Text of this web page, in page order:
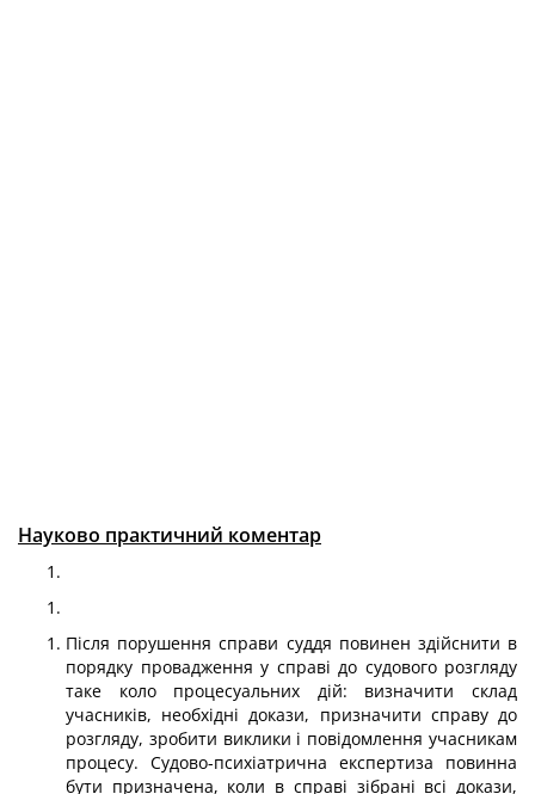
Науково практичний коментар
Після порушення справи суддя повинен здійснити в
порядку провадження у справі до судового розгляду
таке коло процесуальних дій: визначити склад
учасників, необхідні докази, призначити справу до
розгляду, зробити виклики і повідомлення учасникам
процесу. Судово-психіатрична експертиза повинна
бути призначена, коли в справі зібрані всі докази,